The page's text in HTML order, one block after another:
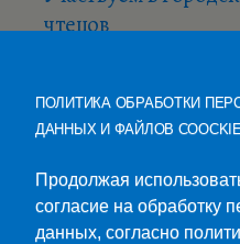
чтецов
26.04.2023
«ШАХТИНСКИЙ
26.04.2023
ПОЛИТИКА ОБРАБОТКИ
ДАННЫХ И ФАЙЛОВ
Продолжая
согласие на обработку
данных, согласно